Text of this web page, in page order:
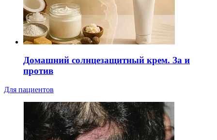
Домашний солнцезащитный крем. За и
против
Для пациентов